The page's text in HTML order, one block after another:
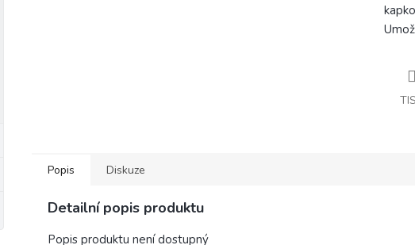
Popis Diskuze
Detailní popis produktu
Popis produktu není dostupný